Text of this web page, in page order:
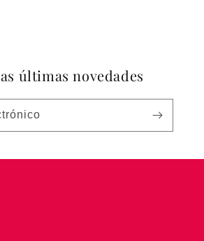
últimas novedades